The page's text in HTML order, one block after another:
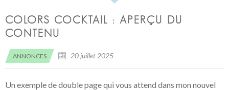
COLORS COCKTAIL : APERÇU DU
CONTENU
ANNONCES 20 juillet 2025
Un exemple de double page qui vous attend dans mon nouvel